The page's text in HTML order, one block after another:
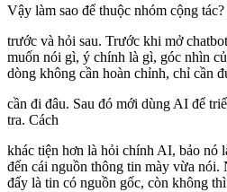
Vậy làm sao để thuộc nhóm cộng
trước và hỏi sau. Trước khi mở
muốn nói gì, ý chính là gì, góc nhìn
dòng không cần hoàn chỉnh, chỉ cần
cần đi đâu. Sau đó mới dùng AI để
tra. Cách
khác tiện hơn là hỏi chính AI, bảo nó
đến cái nguồn thông tin mày vừa
đấy là tin có nguồn gốc, còn không